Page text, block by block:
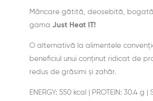
Mâncare gătită, deosebită,
gama Just Heat IT!
O alternativă la alimentele
beneficiul unui conținut ridicat de
redus de grăsimi și zahăr.
ENERGY: 550 kcal | PROTEIN: 30.4 g |